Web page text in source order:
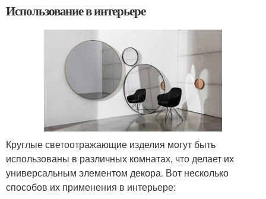
Использование в интерьере
Круглые светоотражающие изделия могут быть
использованы в различных комнатах, что делает их
универсальным элементом декора. Вот несколько
способов их применения в интерьере: